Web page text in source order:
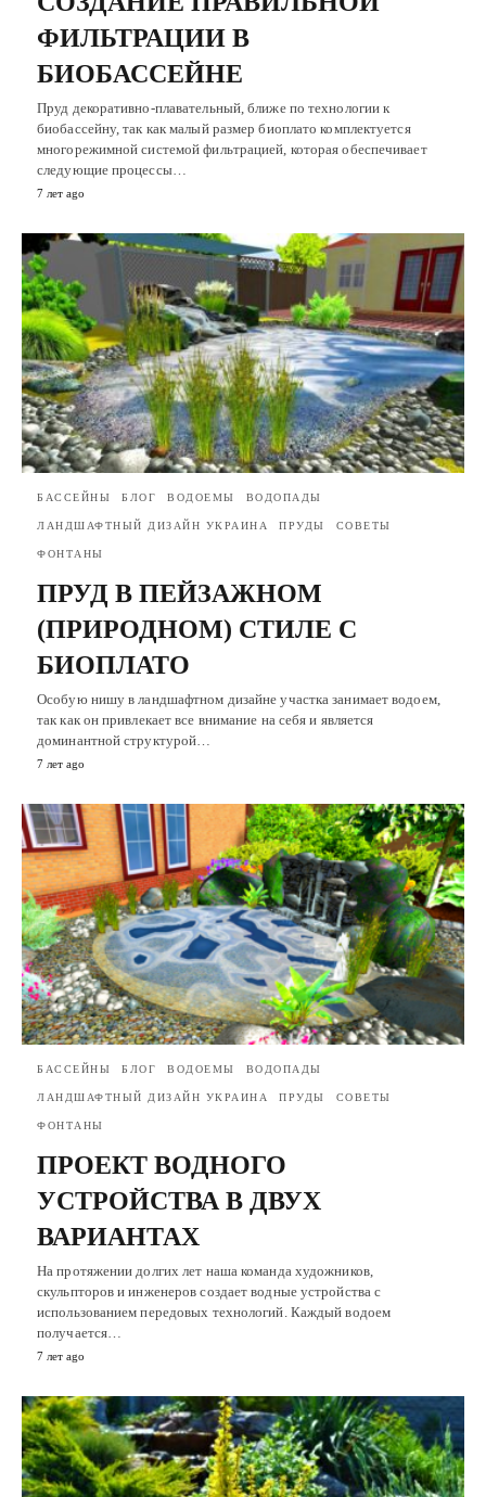
ФИЛЬТРАЦИИ В
БИОБАССЕЙНЕ
Пруд декоративно-плавательный, ближе по технологии к
биобассейну, так как малый размер биоплато комплектуется
многорежимной системой фильтрацией, которая обеспечивает
следующие процессы…
7 лет ago
БАССЕЙНЫ БЛОГ ВОДОЕМЫ ВОДОПАДЫ
ЛАНДШАФТНЫЙ ДИЗАЙН УКРАИНА ПРУДЫ СОВЕТЫ
ФОНТАНЫ
ПРУД В ПЕЙЗАЖНОМ
(ПРИРОДНОМ) СТИЛЕ С
БИОПЛАТО
Особую нишу в ландшафтном дизайне участка занимает водоем,
так как он привлекает все внимание на себя и является
доминантной структурой…
7 лет ago
БАССЕЙНЫ БЛОГ ВОДОЕМЫ ВОДОПАДЫ
ЛАНДШАФТНЫЙ ДИЗАЙН УКРАИНА ПРУДЫ СОВЕТЫ
ФОНТАНЫ
ПРОЕКТ ВОДНОГО
УСТРОЙСТВА В ДВУХ
ВАРИАНТАХ
На протяжении долгих лет наша команда художников,
скульпторов и инженеров создает водные устройства с
использованием передовых технологий. Каждый водоем
получается…
7 лет ago